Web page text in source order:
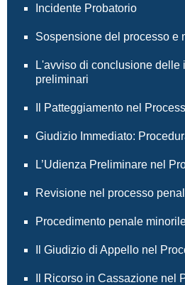
Incidente Probatorio
Sospensione del processo e
L'avviso di conclusione delle
preliminari
Il Patteggiamento nel
Giudizio Immediato:
L’Udienza Preliminare nel
Revisione nel processo
Procedimento penale
Il Giudizio di Appello nel
Il Ricorso in Cassazione nel